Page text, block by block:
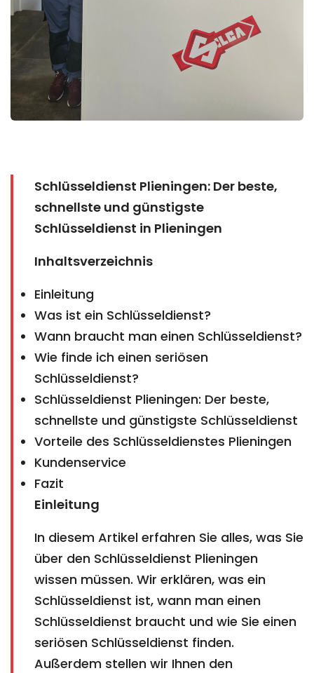
Schlüsseldienst Plieningen: Der beste,
schnellste und günstigste
Schlüsseldienst in Plieningen
Inhaltsverzeichnis
Einleitung
Was ist ein Schlüsseldienst?
Wann braucht man einen Schlüsseldienst?
Wie finde ich einen seriösen
Schlüsseldienst?
Schlüsseldienst Plieningen: Der beste,
schnellste und günstigste Schlüsseldienst
Vorteile des Schlüsseldienstes Plieningen
Kundenservice
Fazit
Einleitung
In diesem Artikel erfahren Sie alles, was Sie
über den Schlüsseldienst Plieningen
wissen müssen. Wir erklären, was ein
Schlüsseldienst ist, wann man einen
Schlüsseldienst braucht und wie Sie einen
seriösen Schlüsseldienst finden.
Außerdem stellen wir Ihnen den